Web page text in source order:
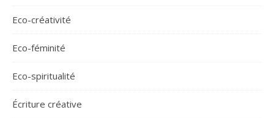
Eco-créativité
Eco-féminité
Eco-spiritualité
Écriture créative